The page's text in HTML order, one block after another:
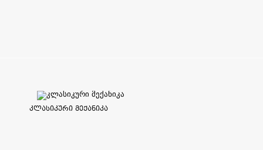
კლასიკური მექანიკა